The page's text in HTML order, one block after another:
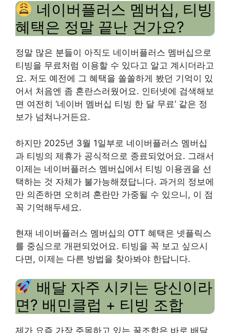
네이버플러스 멤버십, 티빙
혜택은 정말 끝난 건가요?
정말 많은 분들이 아직도 네이버플러스 멤버십으로
티빙을 무료처럼 이용할 수 있다고 알고 계시더라고
요. 저도 예전에 그 혜택을 쏠쏠하게 봤던 기억이 있
어서 처음엔 좀 혼란스러웠어요. 인터넷에 검색해보
면 여전히 ‘네이버 멤버십 티빙 한 달 무료’ 같은 정
보가 넘쳐나거든요.
하지만 2025년 3월 1일부로 네이버플러스 멤버십
과 티빙의 제휴가 공식적으로 종료되었어요. 그래서
이제는 네이버플러스 멤버십에서 티빙 이용권을 선
택하는 것 자체가 불가능해졌답니다. 과거의 정보에
만 의존하면 오히려 혼란만 가중될 수 있으니, 이 점
꼭 기억해두세요.
현재 네이버플러스 멤버십의 OTT 혜택은 넷플릭스
를 중심으로 개편되었어요. 티빙을 꼭 보고 싶으시
다면, 이제는 다른 방법을 찾아봐야 한답니다.
배달 자주 시키는 당신이라
면? 배민클럽 + 티빙 조합
제가 요즘 가장 주목하고 있는 꿀조합은 바로 배달